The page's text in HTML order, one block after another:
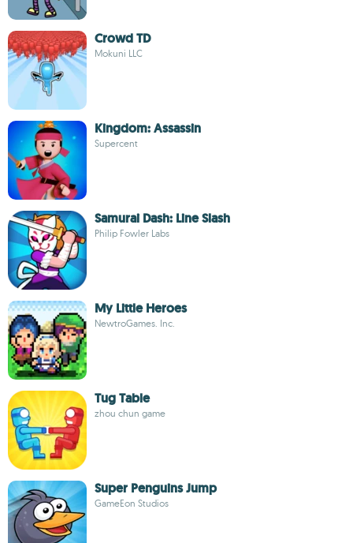
Crowd TD
Mokuni LLC
Kingdom: Assassin
Supercent
Samurai Dash: Line Slash
Philip Fowler Labs
My Little Heroes
NewtroGames. Inc.
Tug Table
zhou chun game
Super Penguins Jump
GameEon Studios